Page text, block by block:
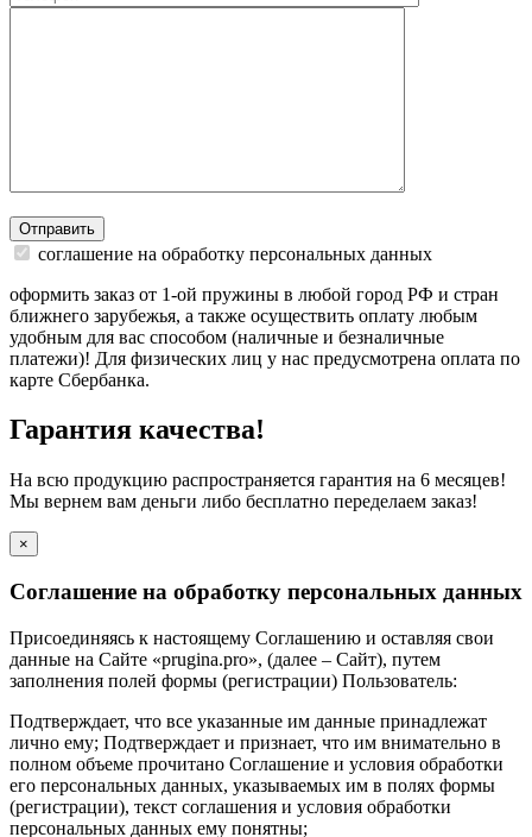
Отправить
соглашение на обработку персональных данных
оформить заказ от 1-ой пружины в любой город РФ и стран
ближнего зарубежья, а также осуществить оплату любым
удобным для вас способом (наличные и безналичные
платежи)! Для физических лиц у нас предусмотрена оплата по
карте Сбербанка.
Гарантия качества!
На всю продукцию распространяется гарантия на 6 месяцев!
Мы вернем вам деньги либо бесплатно переделаем заказ!
×
Соглашение на обработку персональных данных
Присоединяясь к настоящему Соглашению и оставляя свои
данные на Сайте «prugina.pro», (далее – Сайт), путем
заполнения полей формы (регистрации) Пользователь:
Подтверждает, что все указанные им данные принадлежат
лично ему; Подтверждает и признает, что им внимательно в
полном объеме прочитано Соглашение и условия обработки
его персональных данных, указываемых им в полях формы
(регистрации), текст соглашения и условия обработки
персональных данных ему понятны;